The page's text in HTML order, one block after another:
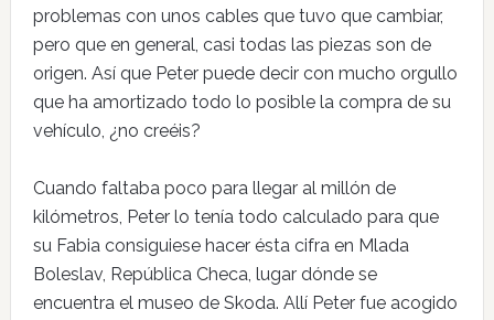
problemas con unos cables que tuvo que cambiar,
pero que en general, casi todas las piezas son de
origen. Así que Peter puede decir con mucho orgullo
que ha amortizado todo lo posible la compra de su
vehículo, ¿no creéis?
Cuando faltaba poco para llegar al millón de
kilómetros, Peter lo tenía todo calculado para que
su Fabia consiguiese hacer ésta cifra en Mlada
Boleslav, República Checa, lugar dónde se
encuentra el museo de Skoda. Allí Peter fue acogido